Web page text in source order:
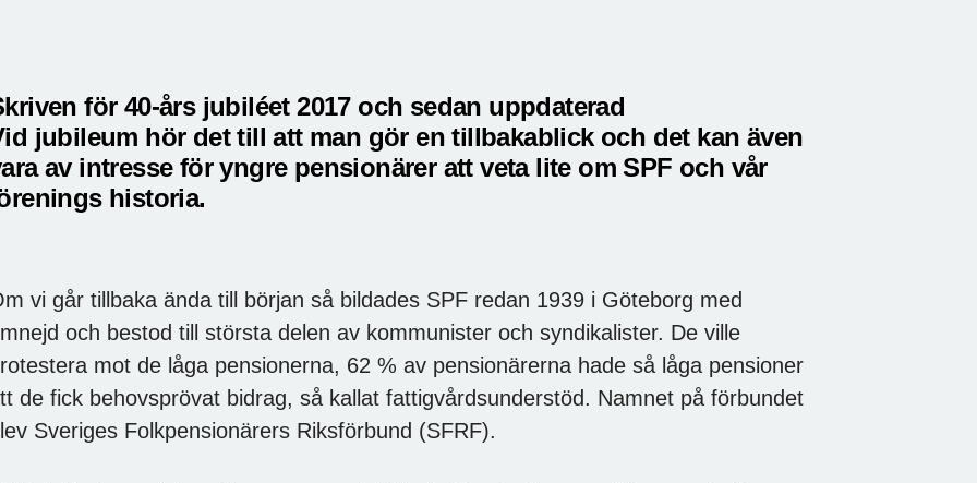
för 40-års jubiléet 2017 och sedan uppdaterad
jubileum hör det till att man gör en tillbakablick och det kan även
av intresse för yngre pensionärer att veta lite om SPF och vår
historia.
vi går tillbaka ända till början så bildades SPF redan 1939 i Göteborg med
och bestod till största delen av kommunister och syndikalister. De ville
mot de låga pensionerna, 62 % av pensionärerna hade så låga pensioner
de fick behovsprövat bidrag, så kallat fattigvårdsunderstöd. Namnet på förbundet
Sveriges Folkpensionärers Riksförbund (SFRF).